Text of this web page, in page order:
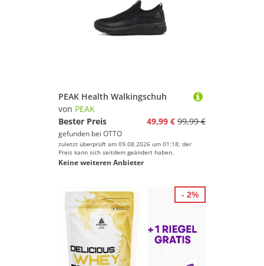
PEAK Health Walkingschuh
von PEAK
Bester Preis
49,99 € 99,99 €
gefunden bei OTTO
zuletzt überprüft am 09.08.2026 um 01:18; der
Preis kann sich seitdem geändert haben.
Keine weiteren Anbieter
- 2%